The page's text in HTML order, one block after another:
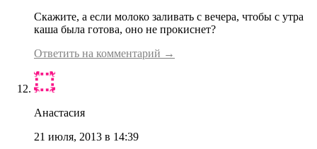
Скажите, а если молоко заливать с вечера, чтобы с утра
каша была готова, оно не прокиснет?
Ответить на комментарий →
Анастасия
21 июля, 2013 в 14:39